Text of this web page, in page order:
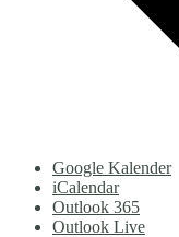
Google Kalender
iCalendar
Outlook 365
Outlook Live